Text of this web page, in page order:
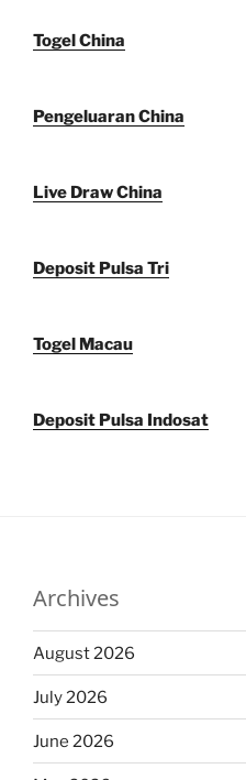
Togel China
Pengeluaran China
Live Draw China
Deposit Pulsa Tri
Togel Macau
Deposit Pulsa Indosat
Archives
August 2026
July 2026
June 2026